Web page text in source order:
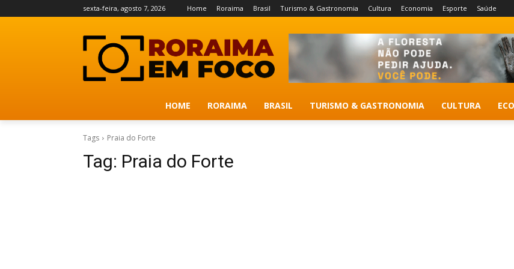
sexta-feira, agosto 7, 2026 Home Roraima Brasil Turismo & Gastronomia Cultura Economia Esporte Saúde
HOME RORAIMA BRASIL TURISMO & GASTRONOMIA CULTURA
Tags Praia do Forte
Tag: Praia do Forte